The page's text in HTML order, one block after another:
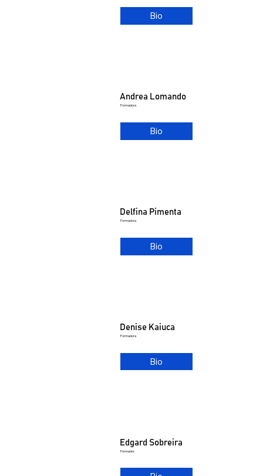
Bio
Andrea Lomando
Formadora
Bio
Delfina Pimenta
Formadora
Bio
Denise Kaiuca
Formadora
Bio
Edgard Sobreira
Formador